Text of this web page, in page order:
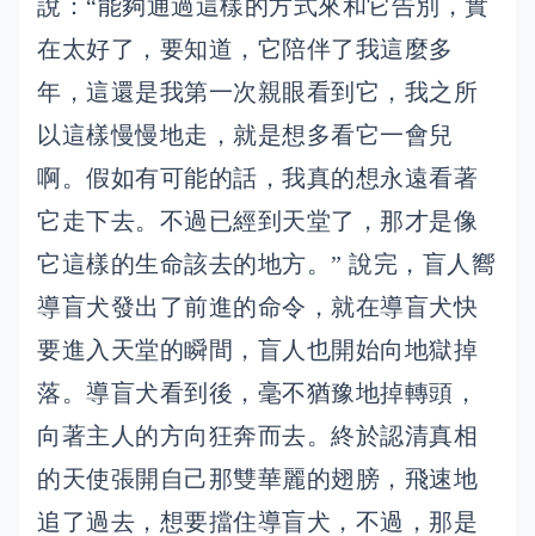
說：“能夠通過這樣的方式來和它告別，實
在太好了，要知道，它陪伴了我這麼多
年，這還是我第一次親眼看到它，我之所
以這樣慢慢地走，就是想多看它一會兒
啊。假如有可能的話，我真的想永遠看著
它走下去。不過已經到天堂了，那才是像
它這樣的生命該去的地方。” 說完，盲人嚮
導盲犬發出了前進的命令，就在導盲犬快
要進入天堂的瞬間，盲人也開始向地獄掉
落。導盲犬看到後，毫不猶豫地掉轉頭，
向著主人的方向狂奔而去。終於認清真相
的天使張開自己那雙華麗的翅膀，飛速地
追了過去，想要擋住導盲犬，不過，那是